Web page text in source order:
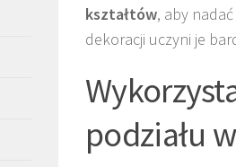
kształtów, aby
dekoracji uczyni je
podziału